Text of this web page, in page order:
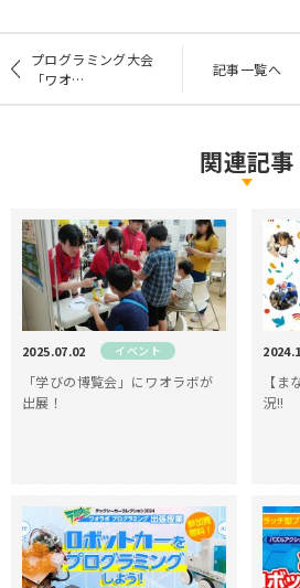
プログラミング大会
「ワオ…
記事一覧へ
関連記事
2025.07.02 イベント
「学びの博覧会」にワオラボが
出展！
【
況!!